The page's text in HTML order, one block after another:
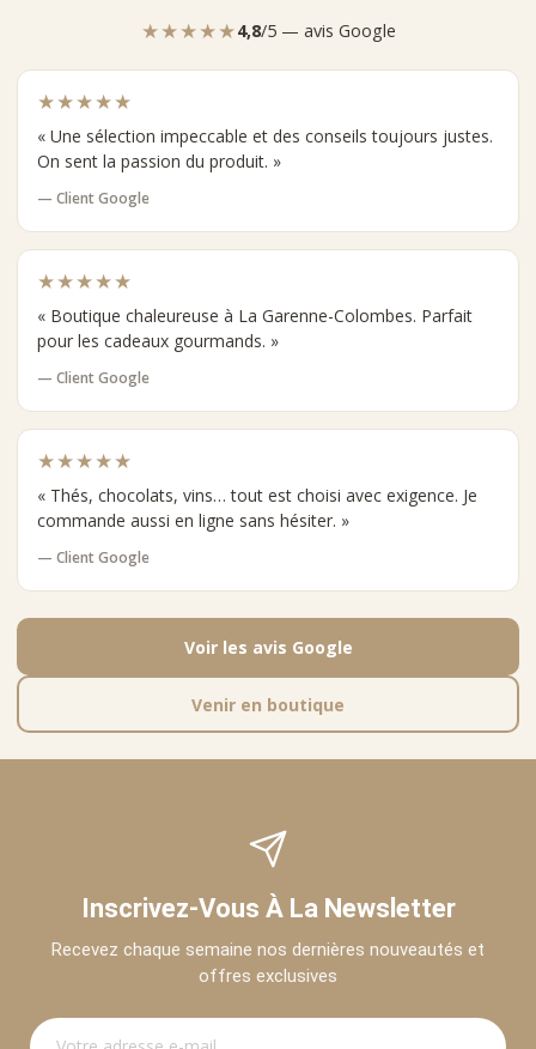
★★★★★4,8/5 — avis Google
★★★★★
« Une sélection impeccable et des conseils toujours justes.
On sent la passion du produit. »
— Client Google
★★★★★
« Boutique chaleureuse à La Garenne-Colombes. Parfait
pour les cadeaux gourmands. »
— Client Google
★★★★★
« Thés, chocolats, vins… tout est choisi avec exigence. Je
commande aussi en ligne sans hésiter. »
— Client Google
Voir les avis Google
Venir en boutique
Inscrivez-Vous À La Newsletter
Recevez chaque semaine nos dernières nouveautés et
offres exclusives